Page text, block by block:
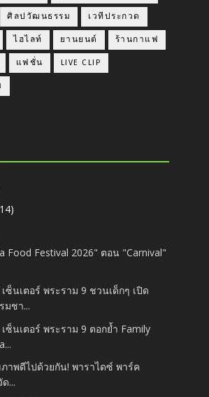
ศิลปวัฒนธรรม เวทีประกวด
ไฮไลท์ ยานยนต์ ร้านกาแฟ
แฟชั่น LIVE CLIP
Food Festival 2026" ตอน "Carnival"
ซ็นเตอร์ พระราม 9 ชวนเด็กๆ เปิด
มชา...
ซ็นเตอร์ พระราม 9 ตอกย้ำ Family
าพดีไปด้วยกัน! พาราไดซ์ พาร์ค
...